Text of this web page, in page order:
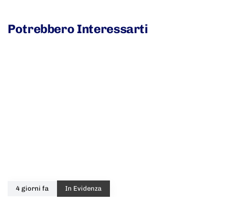
Potrebbero Interessarti
4 giorni fa In Evidenza